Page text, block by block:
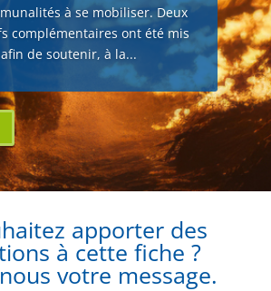
à se mobiliser. Deux
complémentaires ont été mis
de soutenir, à la...
apporter des
à cette fiche ?
votre message.